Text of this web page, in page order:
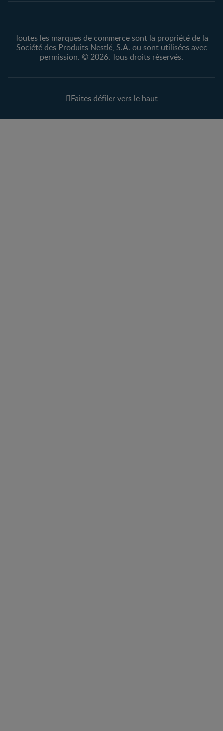
Toutes les marques de commerce sont la propriété de la
Société des Produits Nestlé, S.A. ou sont utilisées avec
permission. © 2026. Tous droits réservés.
Faites défiler vers le haut